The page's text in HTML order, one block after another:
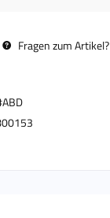
Fragen zum Artikel?